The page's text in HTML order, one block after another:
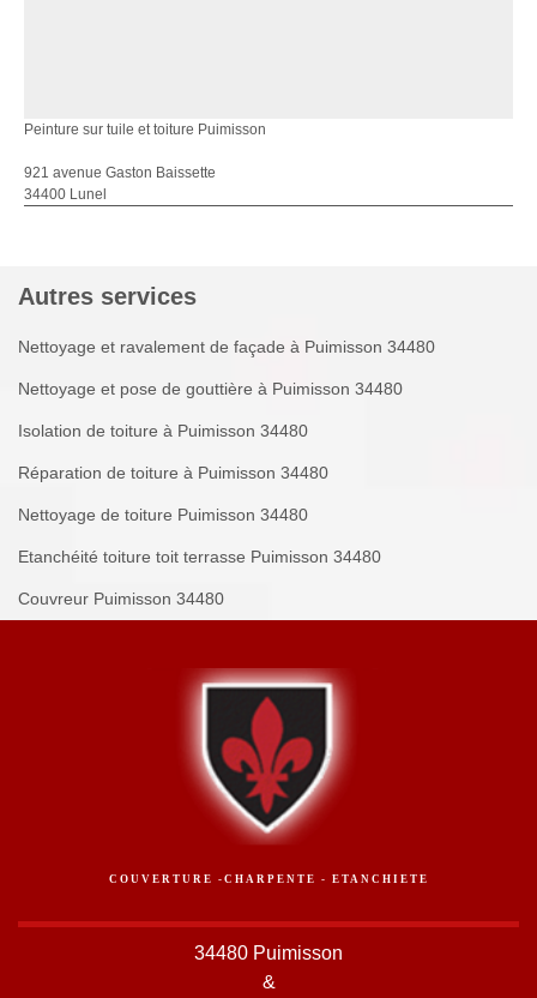
Peinture sur tuile et toiture Puimisson
921 avenue Gaston Baissette
34400 Lunel
Autres services
Nettoyage et ravalement de façade à Puimisson 34480
Nettoyage et pose de gouttière à Puimisson 34480
Isolation de toiture à Puimisson 34480
Réparation de toiture à Puimisson 34480
Nettoyage de toiture Puimisson 34480
Etanchéité toiture toit terrasse Puimisson 34480
Couvreur Puimisson 34480
COUVERTURE -CHARPENTE - ETANCHIETE
34480 Puimisson
&